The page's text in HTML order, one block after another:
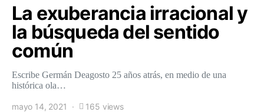
La exuberancia irracional y
la búsqueda del sentido
común
Escribe Germán Deagosto 25 años atrás, en medio de una
histórica ola…
mayo 14, 2021 165 views